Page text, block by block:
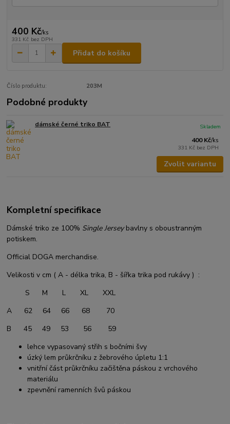
400 Kč/ks
331 Kč bez DPH
Přidat do košíku
Číslo produktu: 203M
Podobné produkty
dámské černé triko BAT
400 Kč/ks
331 Kč bez DPH
Skladem
Zvolit variantu
Kompletní specifikace
Dámské triko ze 100% Single Jerseybavlny s oboustranným
potiskem.
Official DOGA merchandise.
Velikosti v cm ( A - délka trika, B - šířka trika pod rukávy ) :
S M L XL XXL
A 62 64 66 68 70
B 45 49 53 56 59
lehce vypasovaný střih s bočními švy
úzký lem průkrčníku z žebrového úpletu 1:1
vnitřní část průkrčníku začištěna páskou z vrchového
materiálu
zpevnění ramenních švů páskou